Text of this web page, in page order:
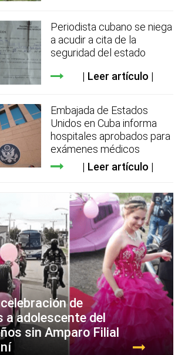
Periodista cubano se niega
a acudir a cita de la
seguridad del estado
Leer artículo
Embajada de Estados
Unidos en Cuba informa
hospitales aprobados para
exámenes médicos
Leer artículo
de
a adolescente del
sin Amparo Filial